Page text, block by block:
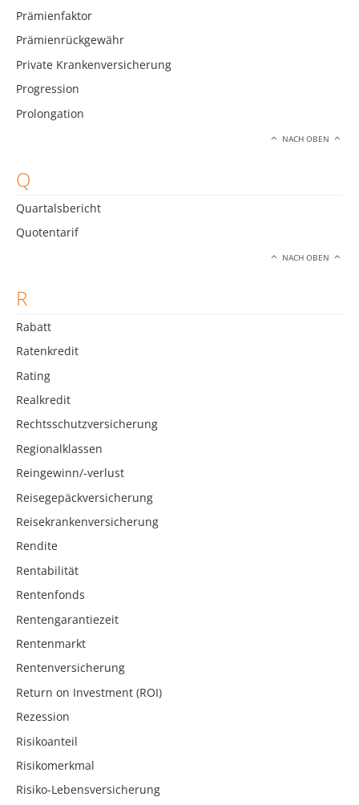
Prämienfaktor
Prämienrückgewähr
Private Krankenversicherung
Progression
Prolongation
NACH OBEN
Q
Quartalsbericht
Quotentarif
NACH OBEN
R
Rabatt
Ratenkredit
Rating
Realkredit
Rechtsschutzversicherung
Regionalklassen
Reingewinn/-verlust
Reisegepäckversicherung
Reisekrankenversicherung
Rendite
Rentabilität
Rentenfonds
Rentengarantiezeit
Rentenmarkt
Rentenversicherung
Return on Investment (ROI)
Rezession
Risikoanteil
Risikomerkmal
Risiko-Lebensversicherung